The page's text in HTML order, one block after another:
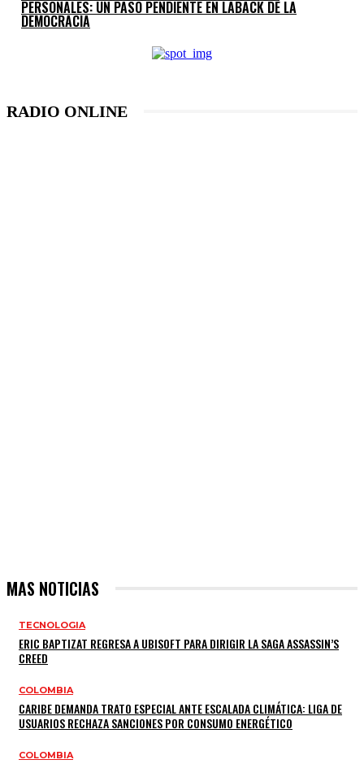
PERSONALES: UN PASO PENDIENTE EN LABACK DE LA
DEMOCRACIA
RADIO ONLINE
MAS NOTICIAS
TECNOLOGIA
ERIC BAPTIZAT REGRESA A UBISOFT PARA DIRIGIR LA SAGA ASSASSIN’S
CREED
COLOMBIA
CARIBE DEMANDA TRATO ESPECIAL ANTE ESCALADA CLIMÁTICA: LIGA DE
USUARIOS RECHAZA SANCIONES POR CONSUMO ENERGÉTICO
COLOMBIA